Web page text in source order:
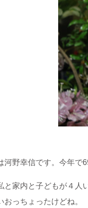
河野幸信です。今年で
と家内と子どもが４人
おっちょったけどね。